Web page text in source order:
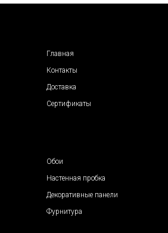
Главная
Контакты
Доставка
Сертификаты
Обои
Настенная пробка
Декоративные панели
Фурнитура